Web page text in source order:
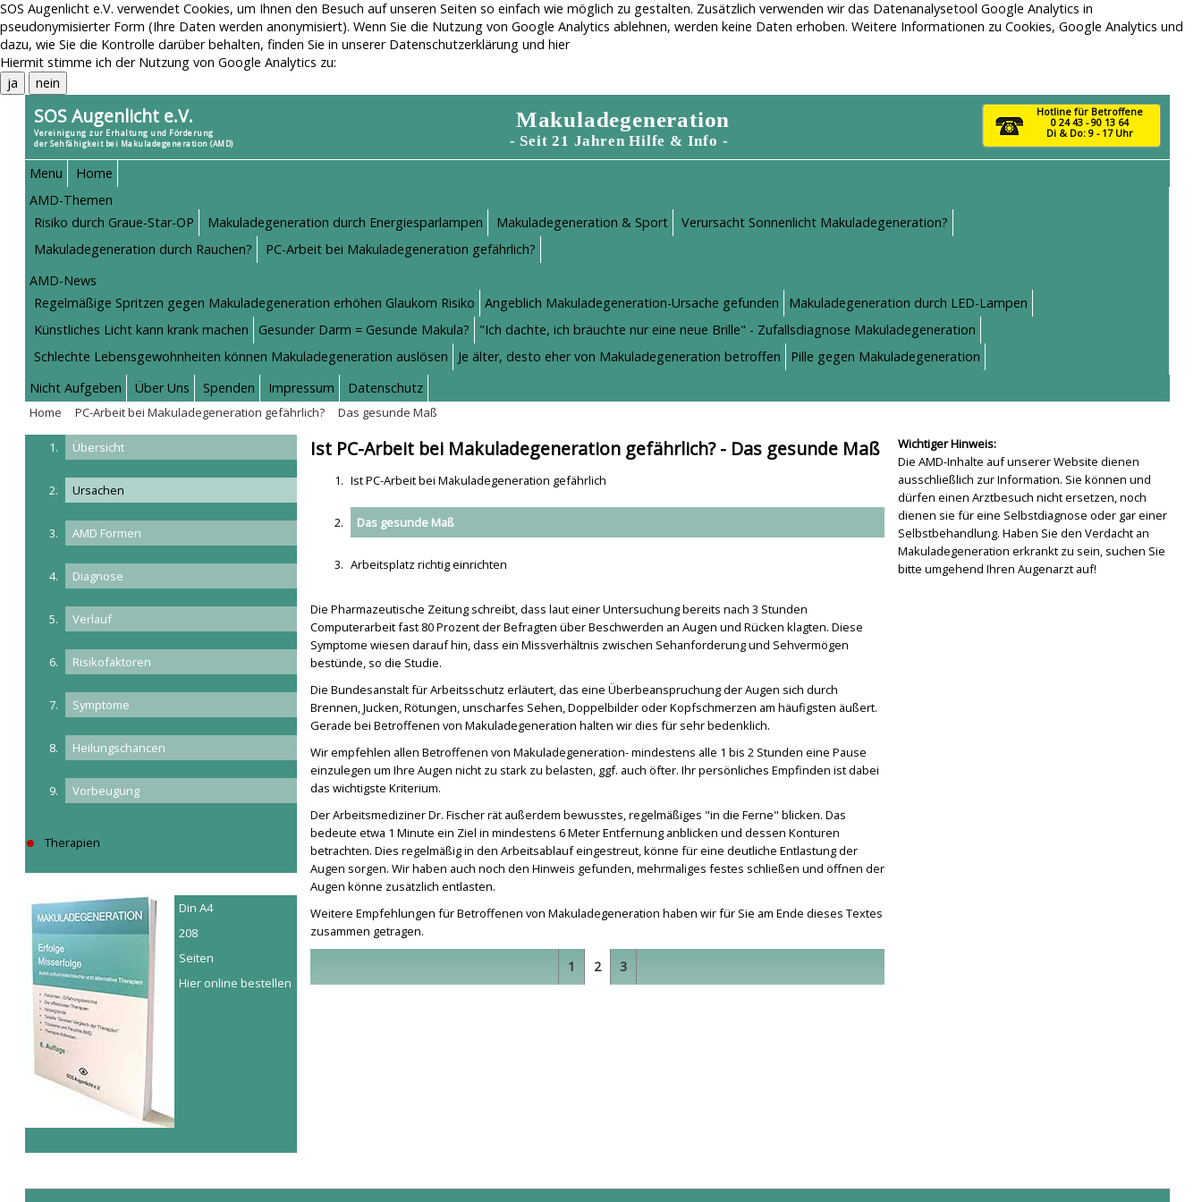
SOS Augenlicht e.V. verwendet Cookies, um Ihnen den Besuch auf unseren Seiten so einfach wie möglich zu gestalten. Zusätzlich verwenden wir das Datenanalysetool Google Analytics in
pseudonymisierter Form (Ihre Daten werden anonymisiert). Wenn Sie die Nutzung von Google Analytics ablehnen, werden keine Daten erhoben. Weitere Informationen zu Cookies, Google Analytics und
dazu, wie Sie die Kontrolle darüber behalten, finden Sie in unserer Datenschutzerklärung und hier
Hiermit stimme ich der Nutzung von Google Analytics zu:
ja
nein
SOS Augenlicht e.V.
Vereinigung zur Erhaltung und Förderung
der Sehfähigkeit bei Makuladegeneration (AMD)
Makuladegeneration
- Seit 21 Jahren Hilfe & Info -
Hotline für Betroffene
0 24 43 - 90 13 64
Di & Do: 9 - 17 Uhr
Menu
Home
AMD-Themen
Risiko durch Graue-Star-OP
Makuladegeneration durch Energiesparlampen Makuladegeneration & Sport
Verursacht Sonnenlicht Makuladegeneration?
Makuladegeneration durch Rauchen?
PC-Arbeit bei Makuladegeneration gefährlich?
AMD-News
Regelmäßige Spritzen gegen Makuladegeneration erhöhen Glaukom Risiko
Angeblich Makuladegeneration-Ursache gefunden
Makuladegeneration durch LED-Lampen
Künstliches Licht kann krank machen
Gesunder Darm = Gesunde Makula?
"Ich dachte, ich bräuchte nur eine neue Brille" - Zufallsdiagnose Makuladegeneration
Schlechte Lebensgewohnheiten können Makuladegeneration auslösen
Je älter, desto eher von Makuladegeneration betroffen
Pille gegen Makuladegeneration
Nicht Aufgeben
Über Uns Spenden Impressum Datenschutz
Home PC-Arbeit bei Makuladegeneration gefährlich? Das gesunde Maß
Ist PC-Arbeit bei Makuladegeneration gefährlich? - Das gesunde Maß
Ist PC-Arbeit bei Makuladegeneration gefährlich
Das gesunde Maß
Arbeitsplatz richtig einrichten
Die Pharmazeutische Zeitung schreibt, dass laut einer Untersuchung bereits nach 3 Stunden
Computerarbeit fast 80 Prozent der Befragten über Beschwerden an Augen und Rücken klagten. Diese
Symptome wiesen darauf hin, dass ein Missverhältnis zwischen Sehanforderung und Sehvermögen
bestünde, so die Studie.
Die Bundesanstalt für Arbeitsschutz erläutert, das eine Überbeanspruchung der Augen sich durch
Brennen, Jucken, Rötungen, unscharfes Sehen, Doppelbilder oder Kopfschmerzen am häufigsten äußert.
Gerade bei Betroffenen von Makuladegeneration halten wir dies für sehr bedenklich.
Wir empfehlen allen Betroffenen von Makuladegeneration- mindestens alle 1 bis 2 Stunden eine Pause
einzulegen um Ihre Augen nicht zu stark zu belasten, ggf. auch öfter. Ihr persönliches Empfinden ist dabei
das wichtigste Kriterium.
Der Arbeitsmediziner Dr. Fischer rät außerdem bewusstes, regelmäßiges "in die Ferne" blicken. Das
bedeute etwa 1 Minute ein Ziel in mindestens 6 Meter Entfernung anblicken und dessen Konturen
betrachten. Dies regelmäßig in den Arbeitsablauf eingestreut, könne für eine deutliche Entlastung der
Augen sorgen. Wir haben auch noch den Hinweis gefunden, mehrmaliges festes schließen und öffnen der
Augen könne zusätzlich entlasten.
Weitere Empfehlungen für Betroffenen von Makuladegeneration haben wir für Sie am Ende dieses Textes
zusammen getragen.
1 2 3
Übersicht
Ursachen
AMD Formen
Diagnose
Verlauf
Risikofaktoren
Symptome
Heilungschancen
Vorbeugung
Therapien
Din A4
208
Seiten
Hier online bestellen
Wichtiger Hinweis:
Die AMD-Inhalte auf unserer Website dienen
ausschließlich zur Information. Sie können und
dürfen einen Arztbesuch nicht ersetzen, noch
dienen sie für eine Selbstdiagnose oder gar einer
Selbstbehandlung. Haben Sie den Verdacht an
Makuladegeneration erkrankt zu sein, suchen Sie
bitte umgehend Ihren Augenarzt auf!